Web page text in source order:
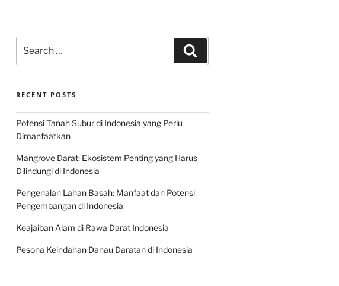
for:
RECENT POSTS
Potensi Tanah Subur di Indonesia yang Perlu
Dimanfaatkan
Mangrove Darat: Ekosistem Penting yang Harus
Dilindungi di Indonesia
Pengenalan Lahan Basah: Manfaat dan Potensi
Pengembangan di Indonesia
Keajaiban Alam di Rawa Darat Indonesia
Pesona Keindahan Danau Daratan di Indonesia